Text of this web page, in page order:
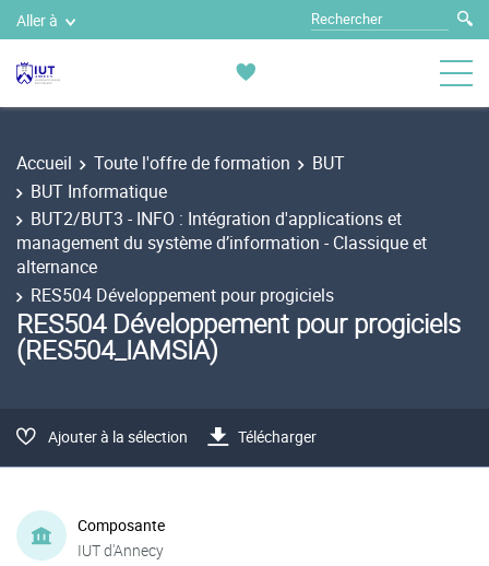
Aller à
Accueil Toute l'offre de formation
BUT
BUT Informatique
BUT2/BUT3 - INFO : Intégration d'applications et
management du système d’information - Classique et
alternance
RES504 Développement pour progiciels
RES504 Développement pour progiciels
(RES504_IAMSIA)
Ajouter à la sélection Télécharger
Composante
IUT d'Annecy